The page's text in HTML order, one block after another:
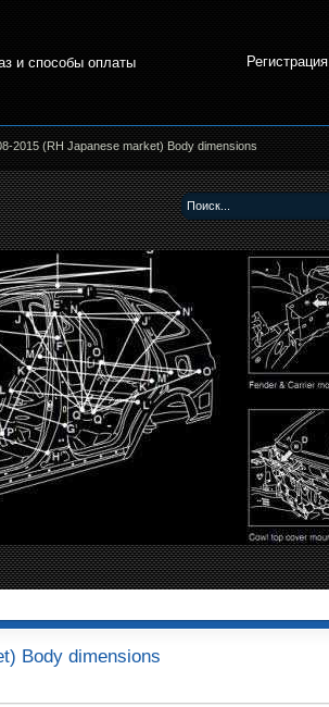
и способы оплаты Регистрация
2015 (RH Japanese market) Body dimensions
Body dimensions